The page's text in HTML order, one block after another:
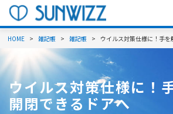
HOME 雑記帳 雑記帳 ウイルス対策仕様に！手
ウイルス対策仕様に！
開閉できるドアへ